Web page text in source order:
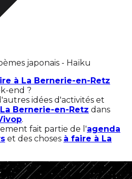
japonais - Haïku
à La Bernerie-en-Retz
end ?
idées d'activités et
Bernerie-en-Retz dans
.
fait partie de l'agenda
et des choses à faire à La